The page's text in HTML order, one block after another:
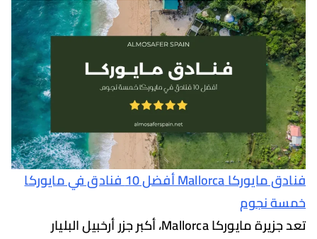
فنادق مايوركا Mallorca أفضل 10 فنادق في مايوركا
نجوم
تعد جزيرة مايوركا Mallorca، أكبر جزر أرخبيل البليار